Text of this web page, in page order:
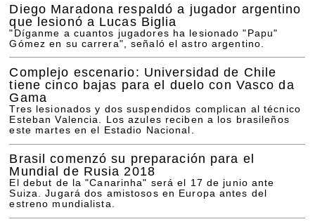
Diego Maradona respaldó a jugador argentino
que lesionó a Lucas Biglia
"Díganme a cuantos jugadores ha lesionado "Papu"
Gómez en su carrera", señaló el astro argentino.
Complejo escenario: Universidad de Chile
tiene cinco bajas para el duelo con Vasco da
Gama
Tres lesionados y dos suspendidos complican al técnico
Esteban Valencia. Los azules reciben a los brasileños
este martes en el Estadio Nacional.
Brasil comenzó su preparación para el
Mundial de Rusia 2018
El debut de la "Canarinha" será el 17 de junio ante
Suiza. Jugará dos amistosos en Europa antes del
estreno mundialista.